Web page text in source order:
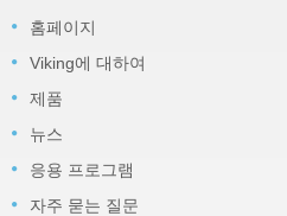
홈페이지
Viking에 대하여
제품
뉴스
응용 프로그램
자주 묻는 질문